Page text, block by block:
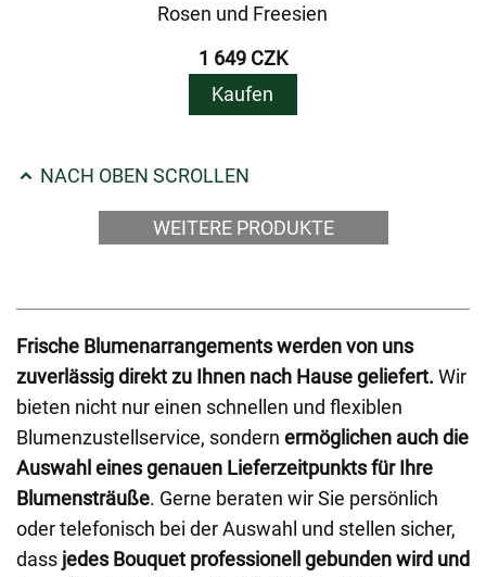
Rosen und Freesien
1 649 CZK
Kaufen
NACH OBEN SCROLLEN
WEITERE PRODUKTE
Frische Blumenarrangements werden von uns
zuverlässig direkt zu Ihnen nach Hause geliefert. Wir
bieten nicht nur einen schnellen und flexiblen
Blumenzustellservice, sondern ermöglichen auch die
Auswahl eines genauen Lieferzeitpunkts für Ihre
Blumensträuße. Gerne beraten wir Sie persönlich
oder telefonisch bei der Auswahl und stellen sicher,
dass jedes Bouquet professionell gebunden wird und